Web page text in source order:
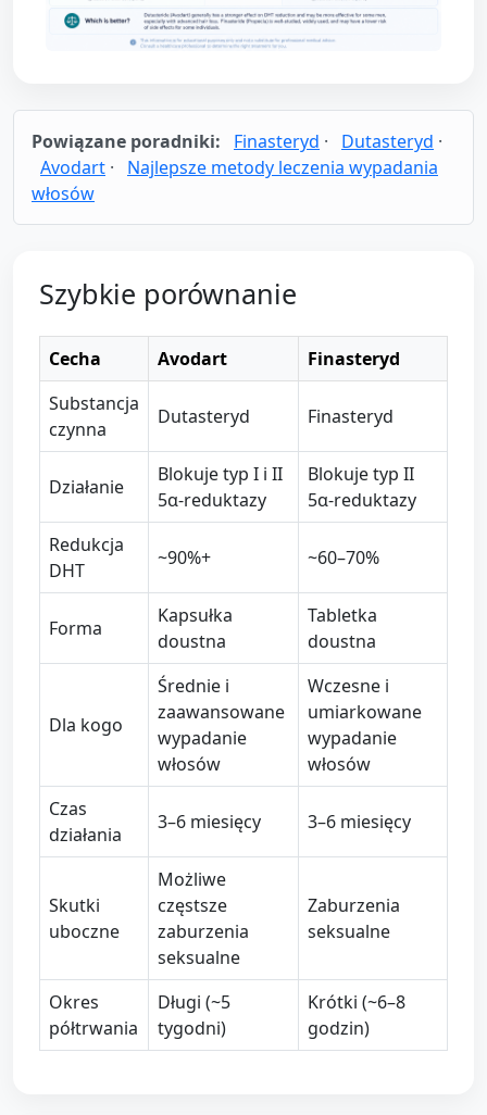
Powiązane poradniki: Finasteryd · Dutasteryd ·
Avodart ·
Najlepsze metody leczenia wypadania
włosów
Szybkie porównanie
Cecha Avodart
Finasteryd
Substancja
czynna
Dutasteryd Finasteryd
Działanie
Blokuje typ I i II
5α-reduktazy
Blokuje typ II
5α-reduktazy
Redukcja
DHT
~90%+ ~60–70%
Forma
Kapsułka
doustna
Tabletka
doustna
Dla kogo
Średnie i
zaawansowane
wypadanie
włosów
Wczesne i
umiarkowane
wypadanie
włosów
Czas
działania
3–6 miesięcy 3–6 miesięcy
Skutki
uboczne
Możliwe
częstsze
zaburzenia
seksualne
Zaburzenia
seksualne
Okres
półtrwania
Długi (~5
tygodni)
Krótki (~6–8
godzin)